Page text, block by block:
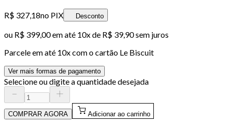
R$ 327,18no PIX Desconto
ou R$ 399,00em até 10x de R$ 39,90 sem juros
Parcele em até 10x com o cartão Le Biscuit
Ver mais formas de pagamento
Selecione ou digite a quantidade desejada
COMPRAR AGORA Adicionar ao carrinho